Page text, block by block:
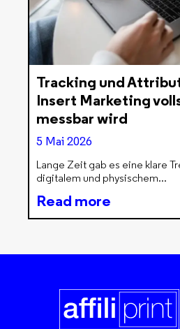
Tracking und
Insert Marketing
messbar wird
5 Mai 2026
Lange Zeit gab es eine klare
digitalem und physischem
Read more